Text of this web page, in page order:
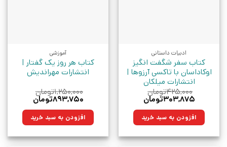
ادبیات داستانی
کتاب سفر شگفت‌ انگیز
اوکاداسان با تاکسی آرزوها |
انتشارات میلکان
۴۲۵,۰۰۰تومان
قیمت
۴۲۵,۰۰۰تومان
بود.
۳۰۳,۸۷۵تومان
۳۰۳,۸۷۵تومان.افزودن به سبد خرید
آموزشی
کتاب هر روز یک گفتار |
انتشارات مهراندیش
۱,۲۵۰,۰۰۰تومان
قیمت
۱,۲۵۰,۰۰۰تومان
بود.
۸۹۳,۷۵۰تومان
۸۹۳,۷۵۰تومان.افزودن به سبد خرید